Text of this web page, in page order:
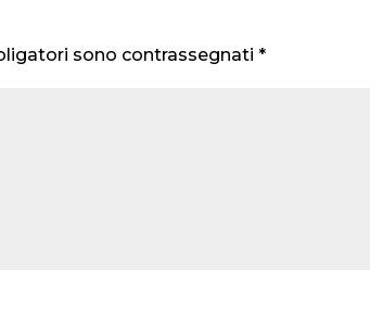
sono contrassegnati*